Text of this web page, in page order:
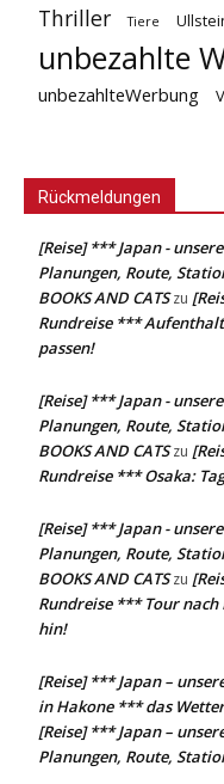
Thriller Tiere
unbezahlte
unbezahlteWerbung
Rückmeldungen
[Reise] *** Japan -
Planungen, Route,
BOOKS AND CATSzu
Rundreise ***
passen!
[Reise] *** Japan -
Planungen, Route,
BOOKS AND CATSzu
Rundreise *** Osaka:
[Reise] *** Japan -
Planungen, Route,
BOOKS AND CATSzu
Rundreise *** Tour
hin!
[Reise] *** Japan –
in Hakone *** das Wetter
[Reise] *** Japan –
Planungen, Route,